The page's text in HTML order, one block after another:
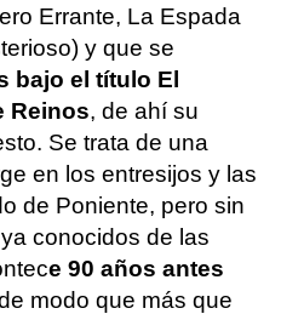
Errante, La Espada
y que se
bajo el título El
Reinos, de ahí su
Se trata de una
en los entresijos y las
de Poniente, pero sin
conocidos de las
e 90 años antes
modo que más que